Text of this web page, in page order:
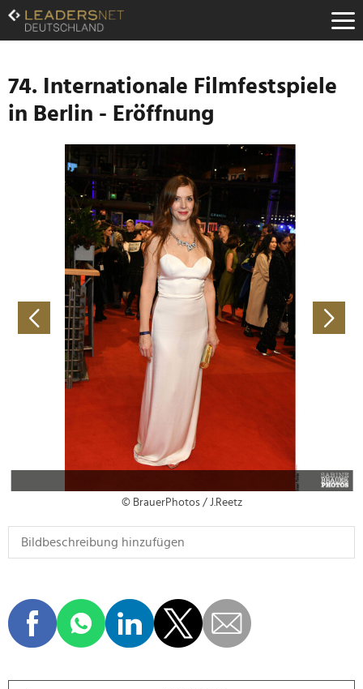
Zum
Inhalt
Zur
Navigation
Zur
Hauptnavigation
74. Internationale Filmfestspiele
in Berlin - Eröffnung
© BrauerPhotos / J.Reetz